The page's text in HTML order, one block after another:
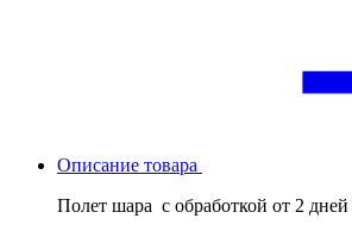
Описание товара
Полет шара с обработкой от 2 дней